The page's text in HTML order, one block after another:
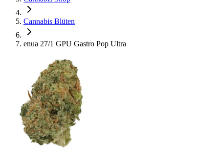
Cannabis Blüten
enua 27/1 GPU Gastro Pop Ultra